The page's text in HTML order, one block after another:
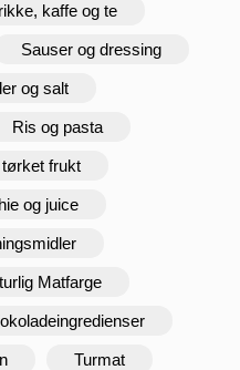
kaffe og te
Sauser og dressing
og salt
Ris og pasta
frukt
og juice
Matfarge
Turmat